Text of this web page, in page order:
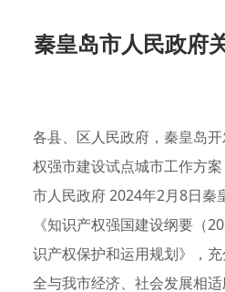
秦皇岛市人民政府
各县、区人民政府，秦皇岛
权强市建设试点城市工作方
市人民政府 2024年2月8日
《知识产权强国建设纲要（
识产权保护和运用规划》，
全与我市经济、社会发展相